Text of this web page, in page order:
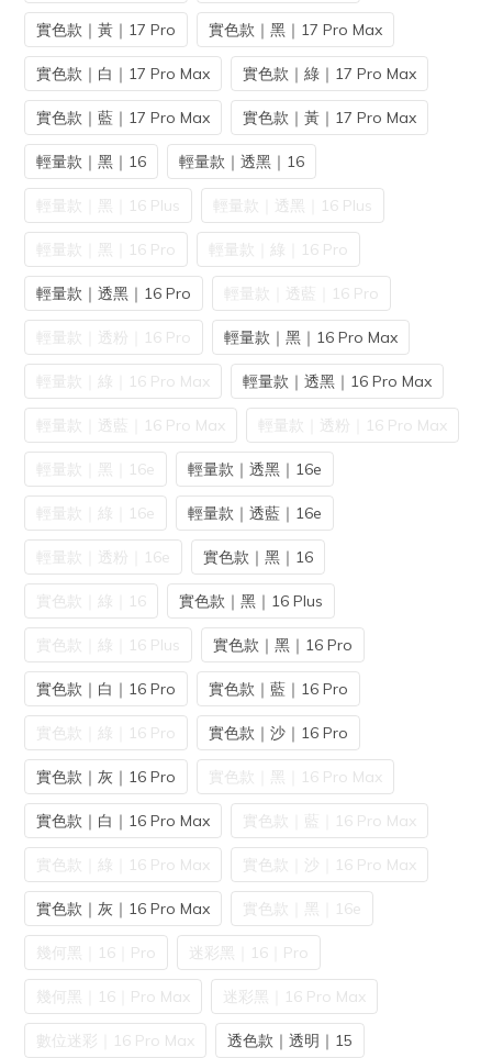
實色款｜黃｜17 Pro 實色款｜黑｜17 Pro Max
實色款｜白｜17 Pro Max 實色款｜綠｜17 Pro Max
實色款｜藍｜17 Pro Max 實色款｜黃｜17 Pro Max
輕量款｜黑｜16 輕量款｜透黑｜16
輕量款｜黑｜16 Plus 輕量款｜透黑｜16 Plus
輕量款｜黑｜16 Pro 輕量款｜綠｜16 Pro
輕量款｜透黑｜16 Pro 輕量款｜透藍｜16 Pro
輕量款｜透粉｜16 Pro 輕量款｜黑｜16 Pro Max
輕量款｜綠｜16 Pro Max 輕量款｜透黑｜16 Pro Max
輕量款｜透藍｜16 Pro Max 輕量款｜透粉｜16 Pro Max
輕量款｜黑｜16e 輕量款｜透黑｜16e
輕量款｜綠｜16e 輕量款｜透藍｜16e
輕量款｜透粉｜16e 實色款｜黑｜16
實色款｜綠｜16 實色款｜黑｜16 Plus
實色款｜綠｜16 Plus 實色款｜黑｜16 Pro
實色款｜白｜16 Pro 實色款｜藍｜16 Pro
實色款｜綠｜16 Pro 實色款｜沙｜16 Pro
實色款｜灰｜16 Pro 實色款｜黑｜16 Pro Max
實色款｜白｜16 Pro Max 實色款｜藍｜16 Pro Max
實色款｜綠｜16 Pro Max 實色款｜沙｜16 Pro Max
實色款｜灰｜16 Pro Max 實色款｜黑｜16e
幾何黑｜16｜Pro 迷彩黑｜16｜Pro
幾何黑｜16｜Pro Max 迷彩黑｜16 Pro Max
數位迷彩｜16 Pro Max 透色款｜透明｜15